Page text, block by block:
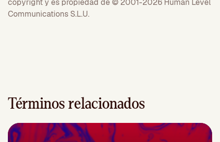
copyright y es propiedad de © 2001-2026 Human Level
Communications S.L.U.
Términos relacionados